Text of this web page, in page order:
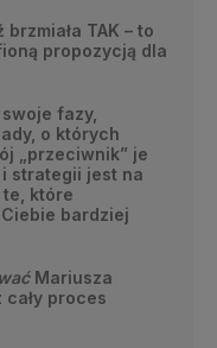
TAK – to
propozycją dla
fazy,
o których
„przeciwnik” je
strategii jest na
które
bardziej
Mariusza
proces